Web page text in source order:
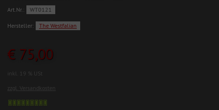
Art.Nr.: WT0121
Hersteller: The Westfalian
€ 75,00
inkl. 19 % USt
zzgl. Versandkosten